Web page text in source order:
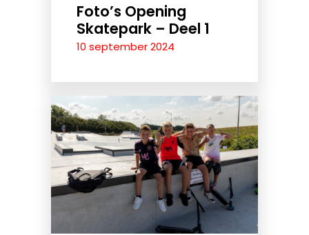
Foto’s Opening
Skatepark – Deel 1
10 september 2024